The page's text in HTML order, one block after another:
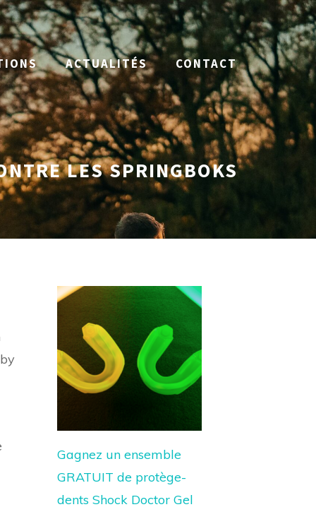
ACTUALITÉS CONTACT
LES SPRINGBOKS
Gagnez un ensemble
GRATUIT de protège-
dents Shock Doctor Gel